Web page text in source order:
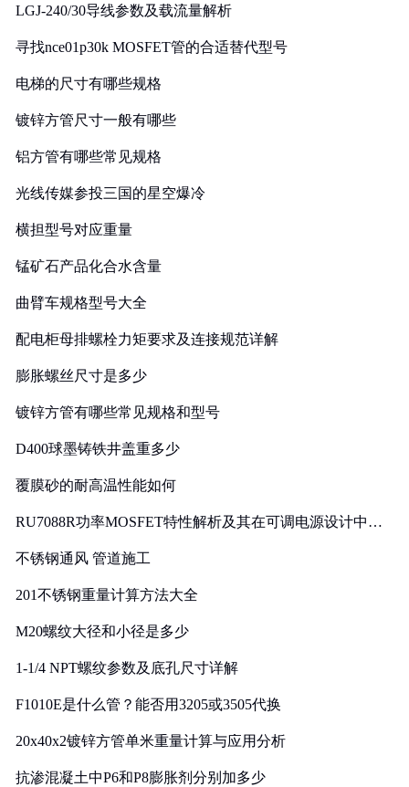
LGJ-240/30导线参数及载流量解析
寻找nce01p30k MOSFET管的合适替代型号
电梯的尺寸有哪些规格
镀锌方管尺寸一般有哪些
铝方管有哪些常见规格
光线传媒参投三国的星空爆冷
横担型号对应重量
锰矿石产品化合水含量
曲臂车规格型号大全
配电柜母排螺栓力矩要求及连接规范详解
膨胀螺丝尺寸是多少
镀锌方管有哪些常见规格和型号
D400球墨铸铁井盖重多少
覆膜砂的耐高温性能如何
RU7088R功率MOSFET特性解析及其在可调电源设计中的
不锈钢通风 管道施工
201不锈钢重量计算方法大全
M20螺纹大径和小径是多少
1-1/4 NPT螺纹参数及底孔尺寸详解
F1010E是什么管？能否用3205或3505代换
20x40x2镀锌方管单米重量计算与应用分析
抗渗混凝土中P6和P8膨胀剂分别加多少